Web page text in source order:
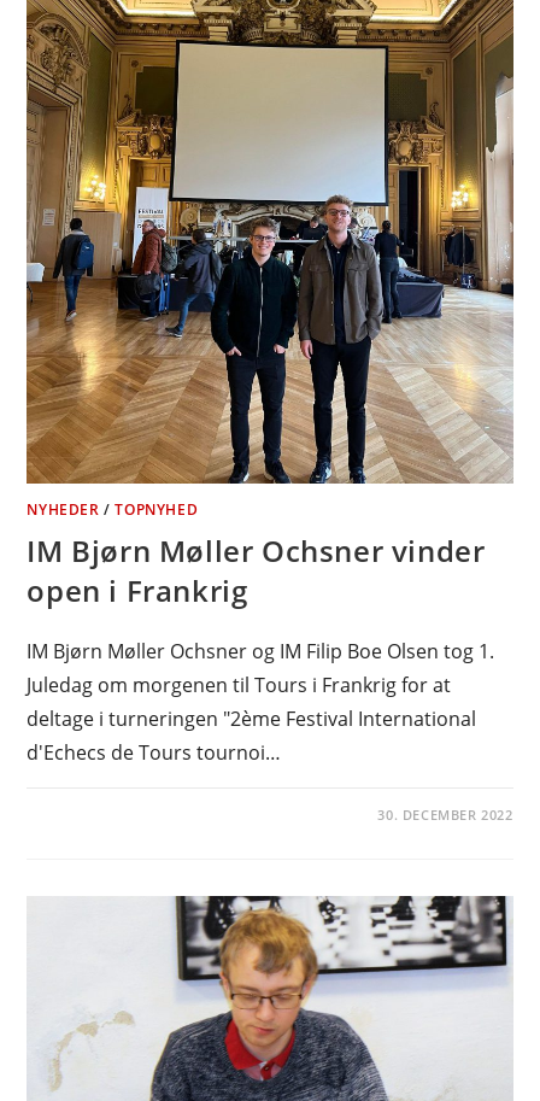
NYHEDER /TOPNYHED
IM Bjørn Møller Ochsner vinder
open i Frankrig
IM Bjørn Møller Ochsner og IM Filip Boe Olsen tog 1.
Juledag om morgenen til Tours i Frankrig for at
deltage i turneringen "2ème Festival International
d'Echecs de Tours tournoi…
30. DECEMBER 2022